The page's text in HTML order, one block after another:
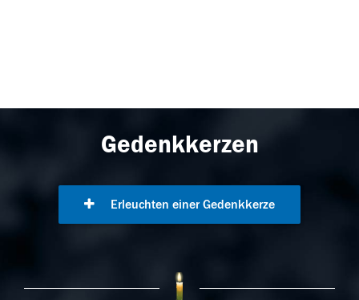
Gedenkkerzen
Erleuchten einer Gedenkkerze